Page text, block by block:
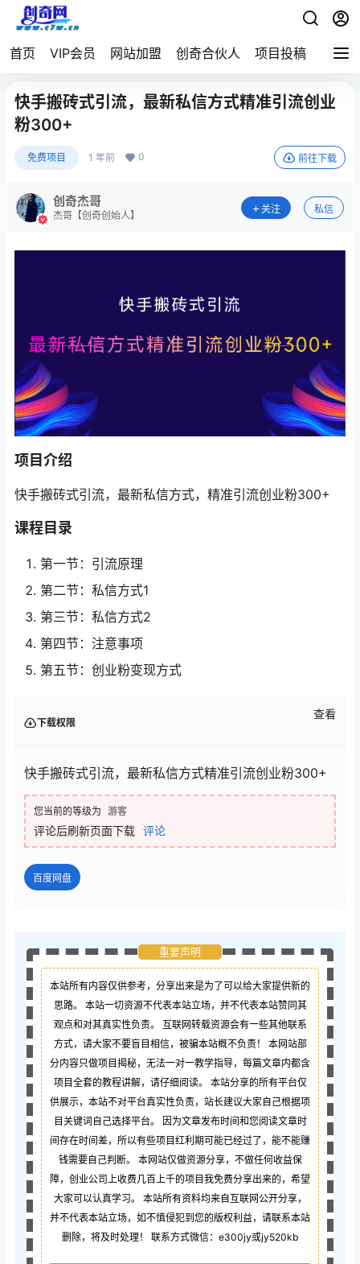
首页 VIP会员 网站加盟 创奇合伙人 项目投稿
快手搬砖式引流，最新私信方式精准引流创业
粉300+
免费项目 1 年前 0 前往下载
创奇杰哥
杰哥【创奇创始人】
关注 私信
项目介绍
快手搬砖式引流，最新私信方式，精准引流创业粉300+
课程目录
第一节：引流原理
第二节：私信方式1
第三节：私信方式2
第四节：注意事项
第五节：创业粉变现方式
下载权限
查看
快手搬砖式引流，最新私信方式精准引流创业粉300+
您当前的等级为 游客
评论后刷新页面下载 评论
百度网盘
重要声明
本站所有内容仅供参考，分享出来是为了可以给大家提供新的
思路。 本站一切资源不代表本站立场，并不代表本站赞同其
观点和对其真实性负责。 互联网转载资源会有一些其他联系
方式，请大家不要盲目相信，被骗本站概不负责！ 本网站部
分内容只做项目揭秘，无法一对一教学指导，每篇文章内都含
项目全套的教程讲解，请仔细阅读。 本站分享的所有平台仅
供展示，本站不对平台真实性负责，站长建议大家自己根据项
目关键词自己选择平台。 因为文章发布时间和您阅读文章时
间存在时间差，所以有些项目红利期可能已经过了，能不能赚
钱需要自己判断。 本网站仅做资源分享，不做任何收益保
障，创业公司上收费几百上千的项目我免费分享出来的，希望
大家可以认真学习。 本站所有资料均来自互联网公开分享，
并不代表本站立场，如不慎侵犯到您的版权利益，请联系本站
删除，将及时处理！ 联系方式微信：e300jy或jy520kb